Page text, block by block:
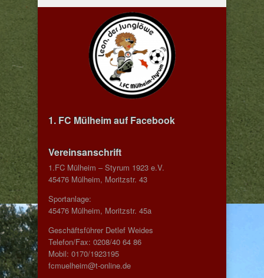
1. FC Mülheim auf Facebook
Vereinsanschrift
1.FC Mülheim – Styrum 1923 e.V.
45476 Mülheim, Moritzstr. 43
Sportanlage:
45476 Mülheim, Moritzstr. 45a
Geschäftsführer Detlef Weides
Telefon/Fax: 0208/40 64 86
Mobil: 0170/1923195
fcmuelheim@t-online.de